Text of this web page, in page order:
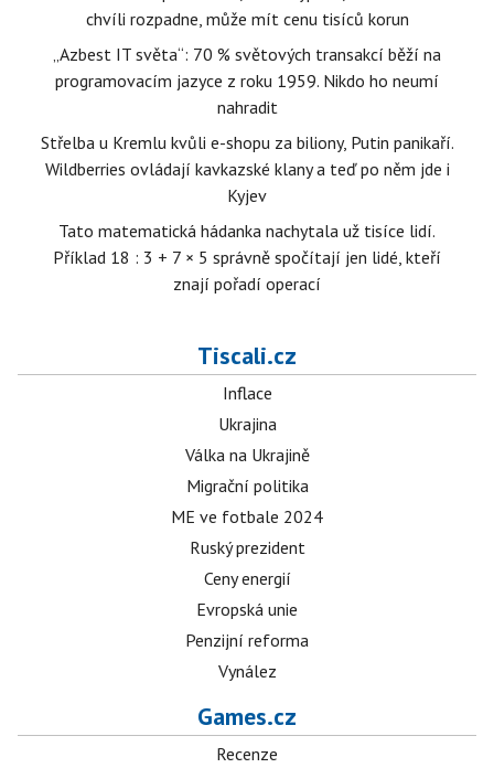
chvíli rozpadne, může mít cenu tisíců korun
„Azbest IT světa“: 70 % světových transakcí běží na
programovacím jazyce z roku 1959. Nikdo ho neumí
nahradit
Střelba u Kremlu kvůli e-shopu za biliony, Putin panikaří.
Wildberries ovládají kavkazské klany a teď po něm jde i
Kyjev
Tato matematická hádanka nachytala už tisíce lidí.
Příklad 18 : 3 + 7 × 5 správně spočítají jen lidé, kteří
znají pořadí operací
Tiscali.cz
Inflace
Ukrajina
Válka na Ukrajině
Migrační politika
ME ve fotbale 2024
Ruský prezident
Ceny energií
Evropská unie
Penzijní reforma
Vynález
Games.cz
Recenze